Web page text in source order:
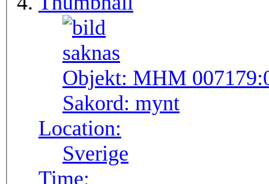
Objekt: MHM
Sakord: mynt
Location:
Sverige
Time: